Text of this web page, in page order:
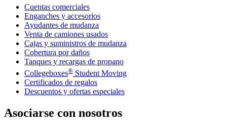
Cuentas comerciales
Enganches y accesorios
Ayudantes de mudanza
Venta de camiones usados
Cajas y suministros de mudanza
Cobertura por daños
Tanques y recargas de propano
Collegeboxes® Student Moving
Certificados de regalos
Descuentos y ofertas especiales
Asociarse con nosotros